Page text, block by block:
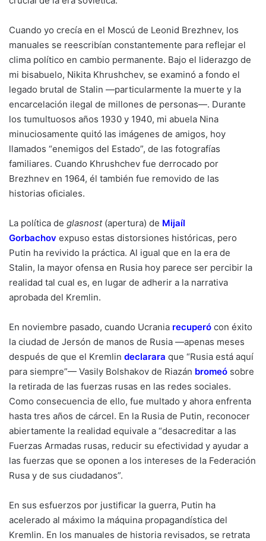
Cuando yo crecía en el Moscú de Leonid Brezhnev, los
manuales se reescribían constantemente para reflejar el
clima político en cambio permanente. Bajo el liderazgo de
mi bisabuelo, Nikita Khrushchev, se examinó a fondo el
legado brutal de Stalin —particularmente la muerte y la
encarcelación ilegal de millones de personas—. Durante
los tumultuosos años 1930 y 1940, mi abuela Nina
minuciosamente quitó las imágenes de amigos, hoy
llamados “enemigos del Estado”, de las fotografías
familiares. Cuando Khrushchev fue derrocado por
Brezhnev en 1964, él también fue removido de las
historias oficiales.
La política de glasnost(apertura) de Mijaíl
Gorbachov expuso estas distorsiones históricas, pero
Putin ha revivido la práctica. Al igual que en la era de
Stalin, la mayor ofensa en Rusia hoy parece ser percibir la
realidad tal cual es, en lugar de adherir a la narrativa
aprobada del Kremlin.
En noviembre pasado, cuando Ucrania recuperó con éxito
la ciudad de Jersón de manos de Rusia —apenas meses
después de que el Kremlin declarara que “Rusia está aquí
para siempre”— Vasily Bolshakov de Riazán bromeó sobre
la retirada de las fuerzas rusas en las redes sociales.
Como consecuencia de ello, fue multado y ahora enfrenta
hasta tres años de cárcel. En la Rusia de Putin, reconocer
abiertamente la realidad equivale a “desacreditar a las
Fuerzas Armadas rusas, reducir su efectividad y ayudar a
las fuerzas que se oponen a los intereses de la Federación
Rusa y de sus ciudadanos”.
En sus esfuerzos por justificar la guerra, Putin ha
acelerado al máximo la máquina propagandística del
Kremlin. En los manuales de historia revisados, se retrata